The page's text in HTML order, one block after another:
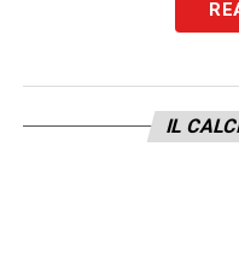
un dato che
IL